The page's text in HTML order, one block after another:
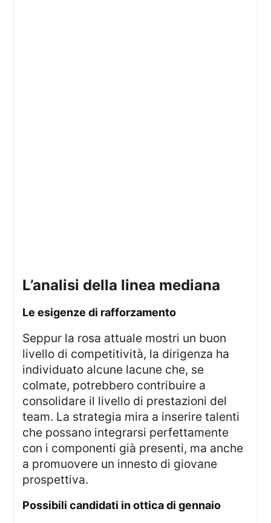
l’analisi della linea mediana
le esigenze di rafforzamento
Seppur la rosa attuale mostri un buon
livello di competitività, la dirigenza ha
individuato alcune lacune che, se
colmate, potrebbero contribuire a
consolidare il livello di prestazioni del
team. La strategia mira a inserire talenti
che possano integrarsi perfettamente
con i componenti già presenti, ma anche
a promuovere un innesto di giovane
prospettiva.
possibili candidati in ottica di gennaio